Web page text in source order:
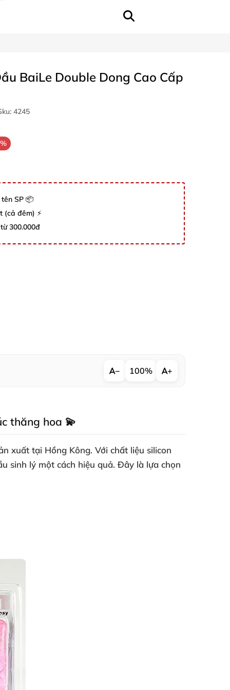
BaiLe Double Dong Cao Cấp
4245
SP 📦
(cả đêm) ⚡
300.000đ
− 100% +
thăng hoa 💫
xuất tại Hồng Kông. Với chất liệu silicon
sinh lý một cách hiệu quả. Đây là lựa chọn